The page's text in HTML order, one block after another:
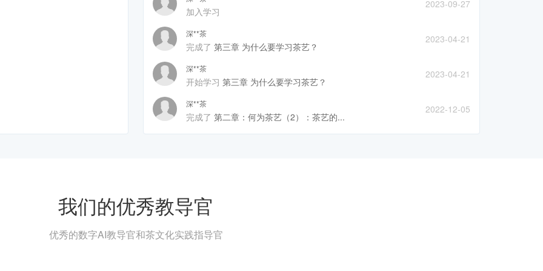
加入学习
2023-09-27
深**茶
完成了 第三章 为什么要学习茶艺？
2023-04-21
深**茶
开始学习 第三章 为什么要学习茶艺？
2023-04-21
深**茶
完成了 第二章：何为茶艺（2）：茶艺的...
2022-12-05
我们的优秀教导官
优秀的数字AI教导官和茶文化实践指导官